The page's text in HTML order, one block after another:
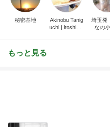
もっと見る